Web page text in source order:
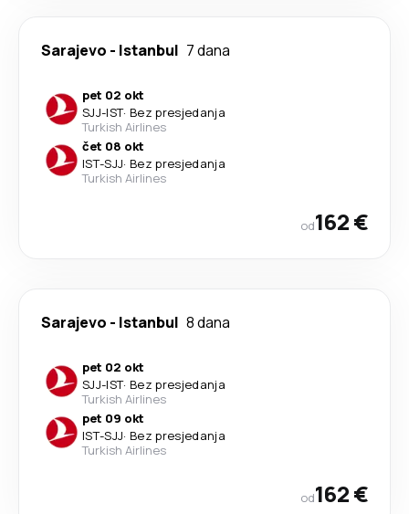
Sarajevo - Istanbul 7 dana
pet 02 okt
SJJ-IST· Bez presjedanja
Turkish Airlines
čet 08 okt
IST-SJJ· Bez presjedanja
Turkish Airlines
od162 €
Sarajevo - Istanbul 8 dana
pet 02 okt
SJJ-IST· Bez presjedanja
Turkish Airlines
pet 09 okt
IST-SJJ· Bez presjedanja
Turkish Airlines
od162 €